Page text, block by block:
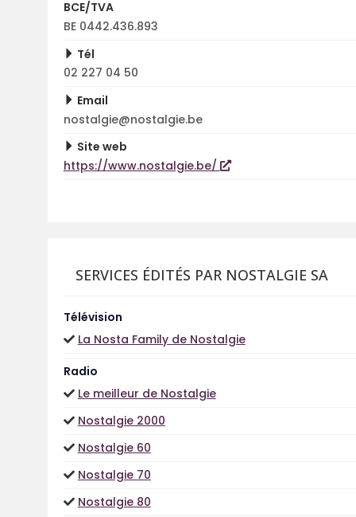
BCE/TVA
BE 0442.436.893
Tél
02 227 04 50
Email
nostalgie@nostalgie.be
Site web
https://www.nostalgie.be/
SERVICES ÉDITÉS PAR NOSTALGIE SA
Télévision
La Nosta Family de Nostalgie
Radio
Le meilleur de Nostalgie
Nostalgie 2000
Nostalgie 60
Nostalgie 70
Nostalgie 80